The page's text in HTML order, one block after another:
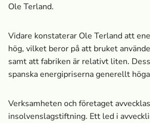
Ole Terland.
Vidare konstaterar Ole Terland att
hög, vilket beror på att bruket
samt att fabriken är relativt liten.
spanska energipriserna generellt
Verksamheten och företaget
insolvenslagstiftning. Ett led i